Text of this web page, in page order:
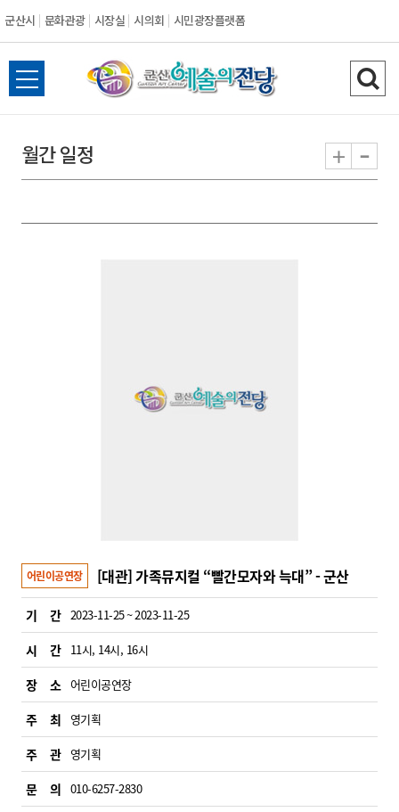
군산시 문화관광 시장실 시의회 시민광장플랫폼
군
산
전
체
뉴
열
검
색
기
월간 일정 + -
어린이공연장 [대관] 가족뮤지컬 “빨간모자와 늑대” - 군산
기 간 2023-11-25 ~ 2023-11-25
시 간 11시, 14시, 16시
장 소 어린이공연장
주 최 영기획
주 관 영기획
문 의 010-6257-2830